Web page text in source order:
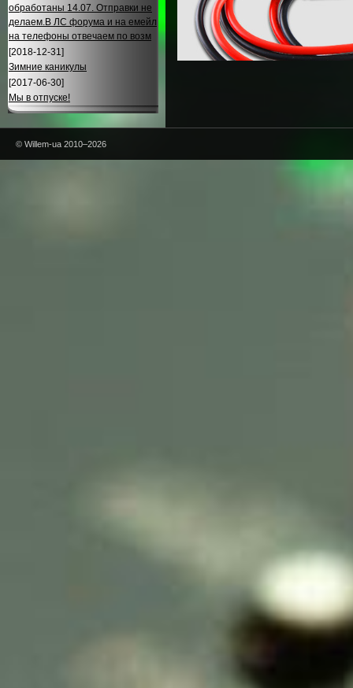
обработаны 14.07. Отправки не
делаем.В ЛС форума и на емейл
на телефоны отвечаем по возм
[2018-12-31]
Зимние каникулы
[2017-06-30]
Мы в отпуске!
© Willem-ua 2010–2026